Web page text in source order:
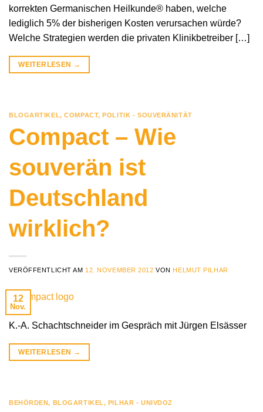
korrekten Germanischen Heilkunde® haben, welche
lediglich 5% der bisherigen Kosten verursachen würde?
Welche Strategien werden die privaten Klinikbetreiber […]
WEITERLESEN →
BLOGARTIKEL,COMPACT,POLITIK - SOUVERÄNITÄT
Compact – Wie
souverän ist
Deutschland
wirklich?
VERÖFFENTLICHT AM12. NOVEMBER 2012 VON HELMUT PILHAR
12
Nov.
K.-A. Schachtschneider im Gespräch mit Jürgen Elsässer
WEITERLESEN →
BEHÖRDEN, BLOGARTIKEL, PILHAR - UNIVDOZ